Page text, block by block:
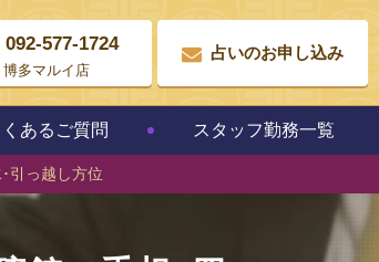
092-577-1724
博多マルイ店
占いのお申し込み
くあるご質問 スタッフ勤務一覧
･引っ越し方位